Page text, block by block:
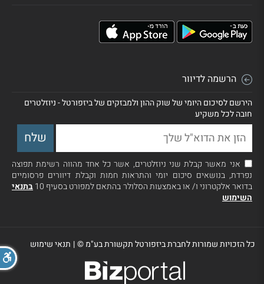
הרשמה לדיוור
הירשם לסיכום היומי של שוק ההון ולמבזקים של ביזפורטל - ניוזלטרים
חובה לכל משקיע
אני מאשר קבלת שני ניוזלטרים, אשר כל אחד מהווה רשימת תפוצה
נפרדת, בנושאים סיכום יומי והתראות חמות וקבלת דיוורים פרסומיים
בדואר אלקטרוני ו/ או באמצעות הסלולר בהתאם למפורט בסעיף 10
בתנאי
השימוש
כל הזכויות שמורות לחברת ביזפורטל תקשורת בע"מ ©| תנאי שימוש